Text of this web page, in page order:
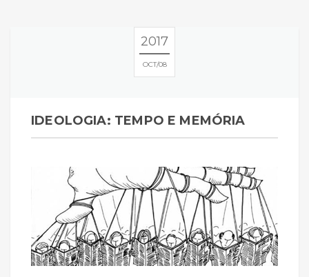
2017
OCT 08
IDEOLOGIA: TEMPO E MEMÓRIA